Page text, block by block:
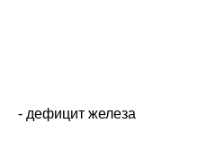
- дефицит железа